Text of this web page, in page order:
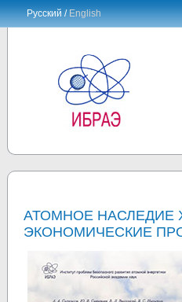
Русский /English
АТОМНОЕ НАСЛЕДИЕ
ЭКОНОМИЧЕСКИЕ